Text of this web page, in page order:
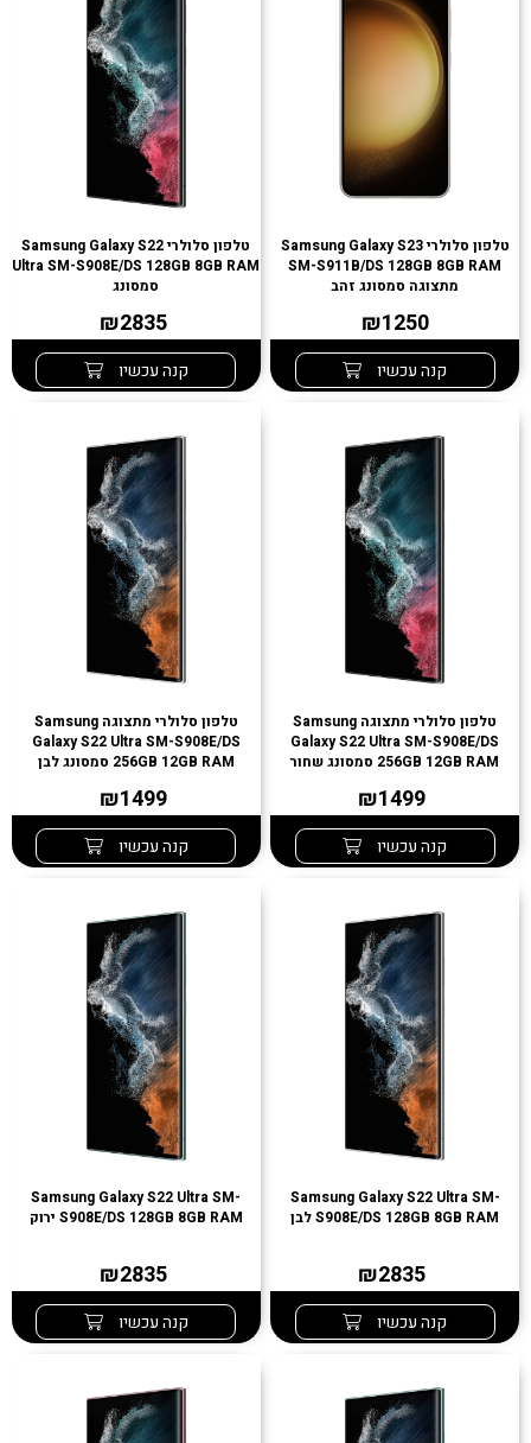
טלפון סלולרי Samsung Galaxy S23
SM-S911B/DS 128GB 8GB RAM
מתצוגה סמסונג זהב
₪1250
קנה עכשיו
טלפון סלולרי Samsung Galaxy S22
Ultra SM-S908E/DS 128GB 8GB RAM
סמסונג
₪2835
קנה עכשיו
טלפון סלולרי מתצוגה Samsung
Galaxy S22 Ultra SM-S908E/DS
256GB 12GB RAM סמסונג שחור
₪1499
קנה עכשיו
טלפון סלולרי מתצוגה Samsung
Galaxy S22 Ultra SM-S908E/DS
256GB 12GB RAM סמסונג לבן
₪1499
קנה עכשיו
Samsung Galaxy S22 Ultra SM-
S908E/DS 128GB 8GB RAM לבן
₪2835
קנה עכשיו
Samsung Galaxy S22 Ultra SM-
S908E/DS 128GB 8GB RAM ירוק
₪2835
קנה עכשיו